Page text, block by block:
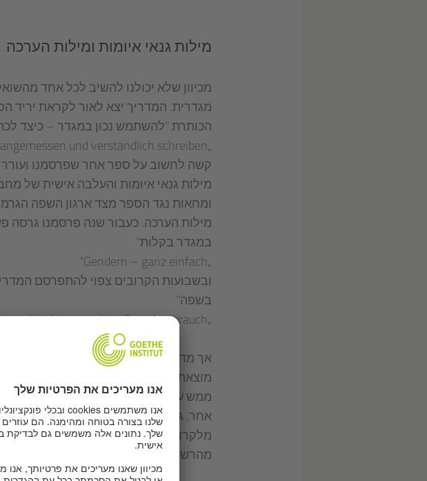
מילות גנאי איומות ומילות הערכה
מכיוון שלא יכולנו להשיב לכל אחד
הכותרת "להשתמש נכון במגדר – כיצד
„Richtig gendern – wie Sie angemessen und verständlich schreiben“.
קשה לחשוב על ספר אחר שפרסמנו ועורר
מילות גנאי איומות והעלבה אישית של
מילות הערכה. כעבור שנה פרסמנו
במגדר בקלות"
„Gendern – ganz einfach“
ובשבועות הקרובים צפוי להתפרסם
בשפה"
„Handbuch geschlechtergerechter Sprachgebrauch“.
אך מדוע מגיעים אלינו אימיילים מלאי
מוצאת את דרכה לאתר אמזון: "בשום
ממש עצוב להיות כאן ולראות את שני
אחר, גורמים נזק למדינה היפה שלנו
מלקרוא את הספר הזה. אני מאוכזב מאוד
מהרשימה."